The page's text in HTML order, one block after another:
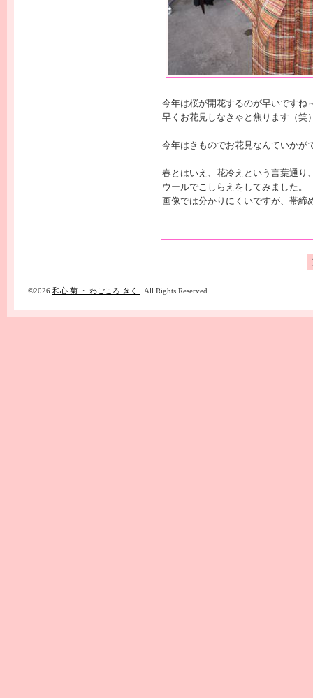
今年は桜が開花するのが早いですね
早くお花見しなきゃと焦ります（笑
今年はきものでお花見なんていかが
春とはいえ、花冷えという言葉通り
ウールでこしらえをしてみました。
画像では分かりにくいですが、帯締
©2026 和心 菊 ・ わごころ きく . All Rights Reserved.